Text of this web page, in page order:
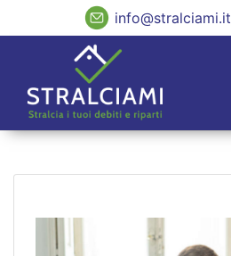
info@stralciami.it